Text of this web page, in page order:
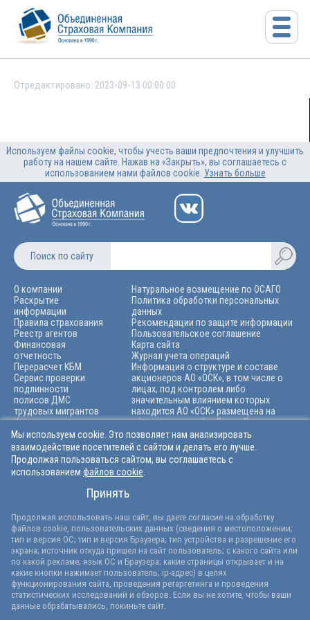
Отредактировано: 2023-09-13 00:00:00
Используем файлы cookie, чтобы учесть ваши предпочтения и улучшить
работу на нашем сайте. Нажав на «Закрыть», вы соглашаетесь с
использованием нами файлов cookie. Узнать больше
Поиск по сайту
О компании
Раскрытие
информации
Правила страхования
Реестр агентов
Финансовая
отчетность
Перерасчет КБМ
Сервис проверки
подлинности
полисов ДМС
трудовых мигрантов
Карьера
Архив
Натуральное возмещение по ОСАГО
Политика обработки персональных
данных
Рекомендации по защите информации
Пользовательское соглашение
Карта сайта
Журнал учета операций
Информация о структуре и составе
акционеров АО «ОСК», в том числе о
лицах, под контролем либо
значительным влиянием которых
находится АО «ОСК» размещена на
официальном сайте Банка России по
адресу: https://cbr.ru/finorg/rscontrolе
+7 (846) 212-99-55
info@osk-ins.ru
Лицензии ЦБ РФ на осуществление страхования:
СИ 2346, СЛ 2346, ОС 2346-03 и на осуществление перестрахования
ПС 2346, выданные 18.03.2025 без ограничения срока действия
Версия сайта для слабовидящих
Мы используем cookie. Это позволяет нам анализировать
взаимодействие посетителей с сайтом и делать его лучше.
Продолжая пользоваться сайтом, вы соглашаетесь с
использованием файлов cookie
Принять
Продолжая использовать наш сайт, вы даете согласие на обработку
файлов cookie, пользовательских данных (сведения о местоположении;
тип и версия ОС; тип и версия Браузера; тип устройства и разрешение его
экрана; источник откуда пришел на сайт пользователь; с какого сайта или
по какой рекламе; язык ОС и Браузера; какие страницы открывает и на
какие кнопки нажимает пользователь; ip-адрес) в целях
функционирования сайта, проведения ретаргетинга и проведения
статистических исследований и обзоров. Если вы не хотите, чтобы ваши
данные обрабатывались, покиньте сайт.